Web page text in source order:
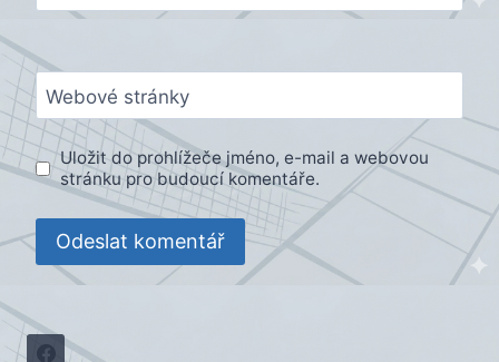
Webové stránky
Uložit do prohlížeče jméno, e-mail a webovou
stránku pro budoucí komentáře.